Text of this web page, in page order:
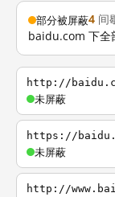
部分被屏蔽4 间
baidu.com 下全
http://
未屏蔽
https://
未屏蔽
http://